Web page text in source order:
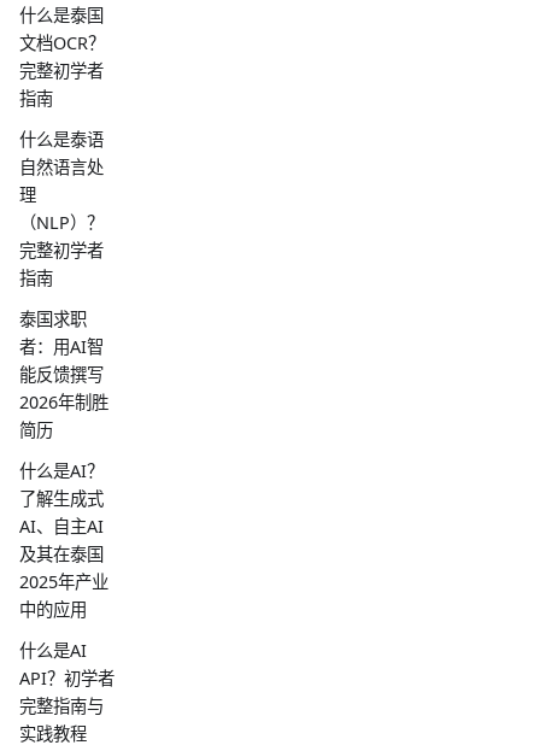
什么是泰国
文档OCR？
完整初学者
指南
什么是泰语
自然语言处
理
（NLP）？
完整初学者
指南
泰国求职
者：用AI智
能反馈撰写
2026年制胜
简历
什么是AI？
了解生成式
AI、自主AI
及其在泰国
2025年产业
中的应用
什么是AI
API？初学者
完整指南与
实践教程